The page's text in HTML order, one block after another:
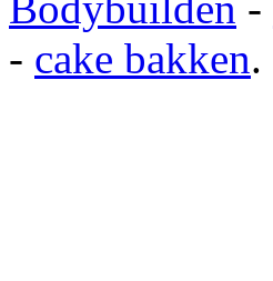
- cake bakken.